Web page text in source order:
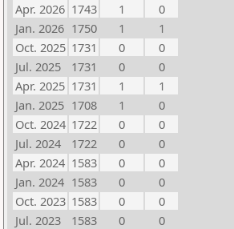
Apr. 2026 1743 1
0
Jan. 2026 1750 1
1
Oct. 2025 1731 0
0
Jul. 2025
1731 0
0
Apr. 2025 1731 1
1
Jan. 2025 1708 1
0
Oct. 2024 1722 0
0
Jul. 2024
1722 0
0
Apr. 2024 1583 0
0
Jan. 2024 1583 0
0
Oct. 2023 1583 0
0
Jul. 2023
1583 0
0